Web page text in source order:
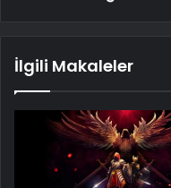
İlgili Makaleler